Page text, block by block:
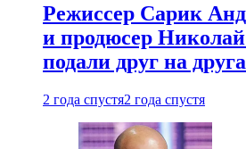
Режиссер Сарик
и продюсер
подали друг на
2 года спустя2 года спустя